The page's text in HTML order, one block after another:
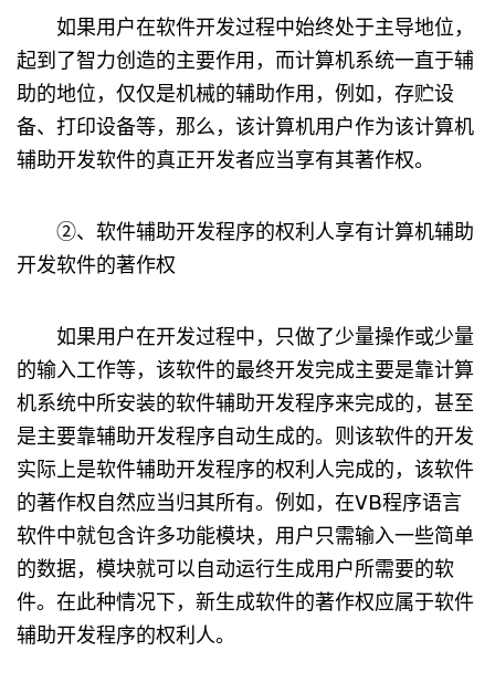
如果用户在软件开发过程中始终处于主导地位，
起到了智力创造的主要作用，而计算机系统一直于辅
助的地位，仅仅是机械的辅助作用，例如，存贮设
备、打印设备等，那么，该计算机用户作为该计算机
辅助开发软件的真正开发者应当享有其著作权。
②、软件辅助开发程序的权利人享有计算机辅助
开发软件的著作权
如果用户在开发过程中，只做了少量操作或少量
的输入工作等，该软件的最终开发完成主要是靠计算
机系统中所安装的软件辅助开发程序来完成的，甚至
是主要靠辅助开发程序自动生成的。则该软件的开发
实际上是软件辅助开发程序的权利人完成的，该软件
的著作权自然应当归其所有。例如，在VB程序语言
软件中就包含许多功能模块，用户只需输入一些简单
的数据，模块就可以自动运行生成用户所需要的软
件。在此种情况下，新生成软件的著作权应属于软件
辅助开发程序的权利人。